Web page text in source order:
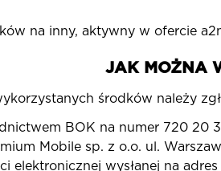
na inny, aktywny w ofercie
JAK MOŻNA
środków należy
BOK na numer 720 20
Mobile sp. z o.o. ul.
elektronicznej wysłanej na